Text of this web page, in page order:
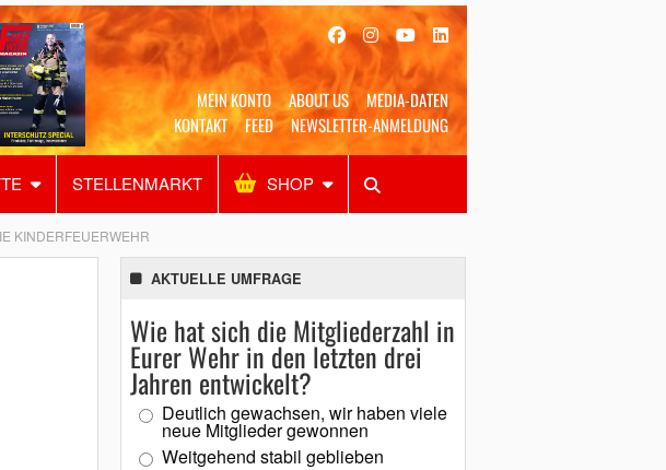
MEIN KONTO ABOUT US
MEDIA-DATEN
KONTAKT
FEED NEWSLETTER-ANMELDUNG
STELLENMARKT SHOP
Alles Shop SUCHEN
KINDERFEUERWEHR
AKTUELLE UMFRAGE
Wie hat sich die Mitgliederzahl in
Eurer Wehr in den letzten drei
Jahren entwickelt?
Deutlich gewachsen, wir haben viele
neue Mitglieder gewonnen
Weitgehend stabil geblieben